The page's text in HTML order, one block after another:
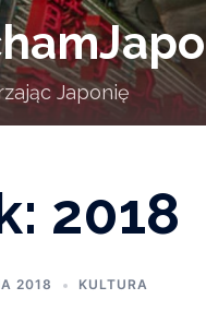
Japonię
2018
2018 KULTURA